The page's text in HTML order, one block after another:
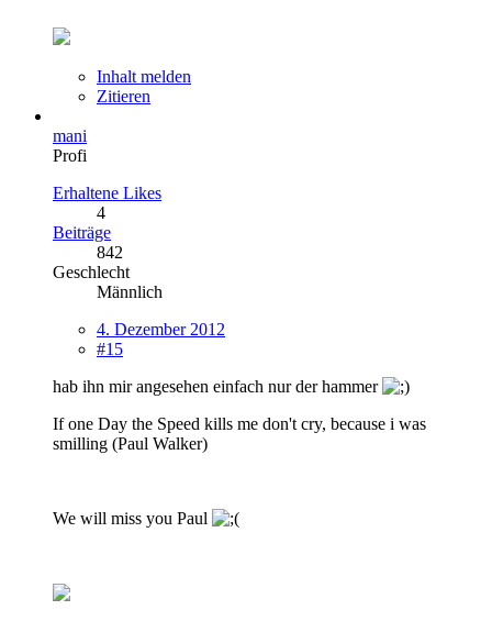
Inhalt melden
Zitieren
mani
Profi
Erhaltene Likes
4
Beiträge
842
Geschlecht
Männlich
4. Dezember 2012
#15
hab ihn mir angesehen einfach nur der hammer
If one Day the Speed kills me don't cry, because i was
smilling (Paul Walker)
We will miss you Paul